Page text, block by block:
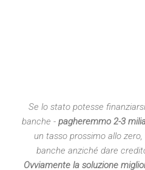
Se lo stato potesse
banche - pagheremmo 2-3
un tasso prossimo allo
banche anziché dare
Ovviamente la soluzione